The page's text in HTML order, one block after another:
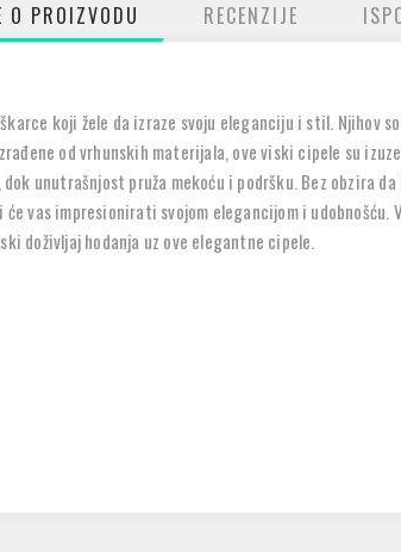
O PROIZVODU RECENZIJE
koji žele da izraze svoju eleganciju i stil.
od vrhunskih materijala, ove viski cipele su
unutrašnjost pruža mekoću i podršku. Bez obzira
vas impresionirati svojom elegancijom i
doživljaj hodanja uz ove elegantne cipele.